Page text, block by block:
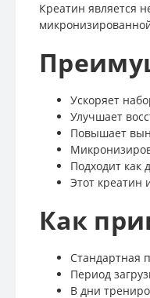
Креатин является
Ускоряет
Улучшает
Повышает
Подходит как
Этот креатин
Как
Стандартная
Период
В дни